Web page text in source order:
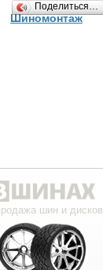
Поделиться…
Шиномонтаж
шин и дисков